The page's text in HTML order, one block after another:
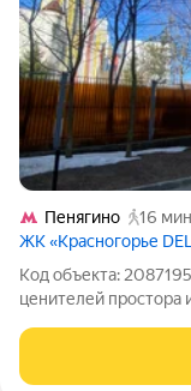
Пенягино
16
ЖК «Красногорье
Код объекта:
ценителей простора
101,2 кв. м на 20-м
бизнес класса,